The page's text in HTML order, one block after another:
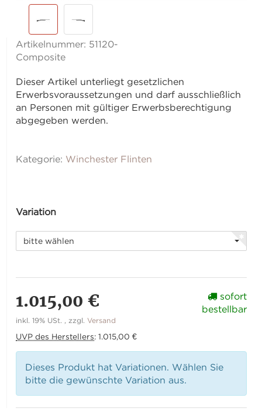
Artikelnummer: 51120-
Composite
Dieser Artikel unterliegt gesetzlichen
Erwerbsvoraussetzungen und darf ausschließlich
an Personen mit gültiger Erwerbsberechtigung
abgegeben werden.
Kategorie: Winchester Flinten
Variation
bitte wählen
1.015,00 €
inkl. 19% USt. , zzgl.Versand
UVP des Herstellers:1.015,00 €
sofort
bestellbar
Dieses Produkt hat Variationen. Wählen Sie
bitte die gewünschte Variation aus.